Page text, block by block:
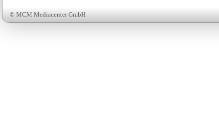
© MCM Mediacenter GmbH